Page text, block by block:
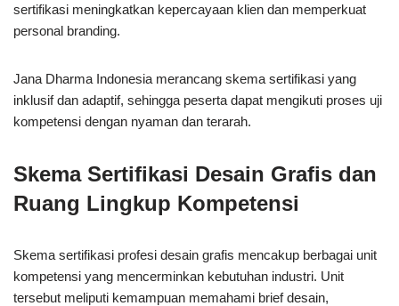
sertifikasi meningkatkan kepercayaan klien dan memperkuat
personal branding.
Jana Dharma Indonesia merancang skema sertifikasi yang
inklusif dan adaptif, sehingga peserta dapat mengikuti proses uji
kompetensi dengan nyaman dan terarah.
Skema Sertifikasi Desain Grafis dan
Ruang Lingkup Kompetensi
Skema sertifikasi profesi desain grafis mencakup berbagai unit
kompetensi yang mencerminkan kebutuhan industri. Unit
tersebut meliputi kemampuan memahami brief desain,